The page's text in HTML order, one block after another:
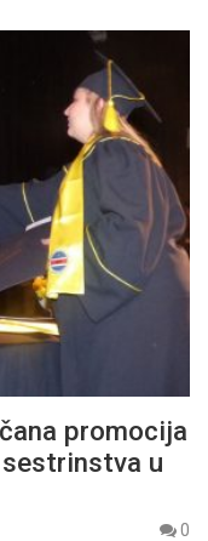
promocija
u
0